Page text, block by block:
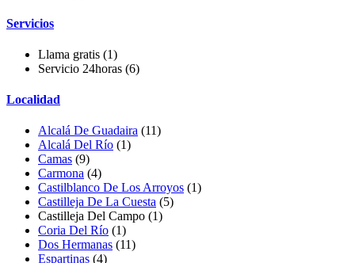
Servicios
Llama gratis (1)
Servicio 24horas (6)
Localidad
Alcalá De Guadaira (11)
Alcalá Del Río (1)
Camas (9)
Carmona (4)
Castilblanco De Los Arroyos (1)
Castilleja De La Cuesta (5)
Castilleja Del Campo (1)
Coria Del Río (1)
Dos Hermanas (11)
Espartinas (4)